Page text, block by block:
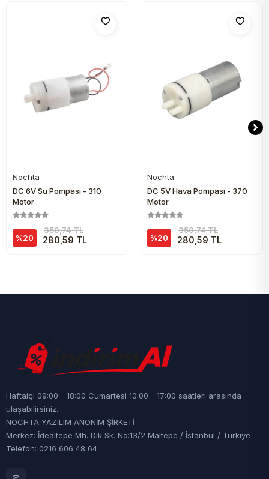
Nochta
DC 6V Su Pompası - 310
Motor
%20
350,74 TL
280,59 TL
Nochta
DC 5V Hava Pompası - 370
Motor
%20
350,74 TL
280,59 TL
Haftaiçi 09:00 - 18:00 Cumartesi 10:00 - 17:00 saatleri arasında
ulaşabilirsiniz.
NOCHTA YAZILIM ANONİM ŞİRKETİ
Merkez: İdealtepe Mh. Dik Sk. No:13/2 Maltepe / İstanbul / Türkiye
Telefon: 0216 606 48 64